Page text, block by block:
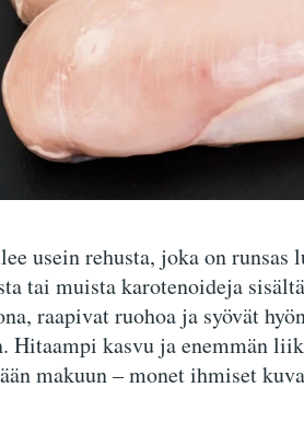
usein rehusta, joka on
tai muista karotenoideja
raapivat ruohoa ja syövät
Hitaampi kasvu ja enemmän
makuun – monet ihmiset